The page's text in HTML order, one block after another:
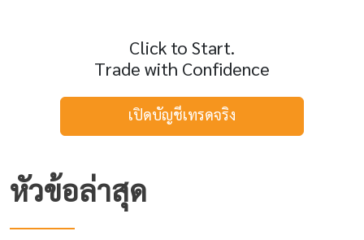
Click to Start.
Trade with Confidence
เปิดบัญชีเทรดจริง
หัวข้อล่าสุด